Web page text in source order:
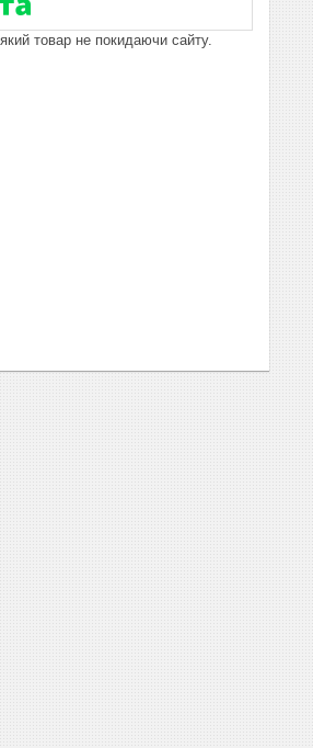
товар не покидаючи сайту.